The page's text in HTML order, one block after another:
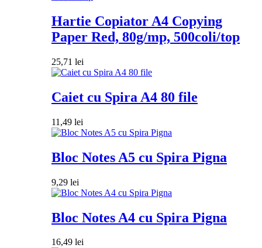
Hartie Copiator A4 Copying
Paper Red, 80g/mp, 500coli/top
25,71 lei
Caiet cu Spira A4 80 file
11,49 lei
Bloc Notes A5 cu Spira Pigna
9,29 lei
Bloc Notes A4 cu Spira Pigna
16,49 lei